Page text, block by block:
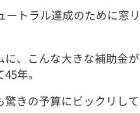
ートラル達成のために窓
に、こんな大きな補助金
年。
きの予算にビックリして